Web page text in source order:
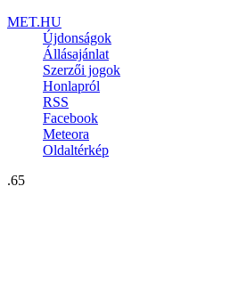
MET.HU
Újdonságok
Állásajánlat
Szerzői jogok
Honlapról
RSS
Facebook
Meteora
Oldaltérkép
.65